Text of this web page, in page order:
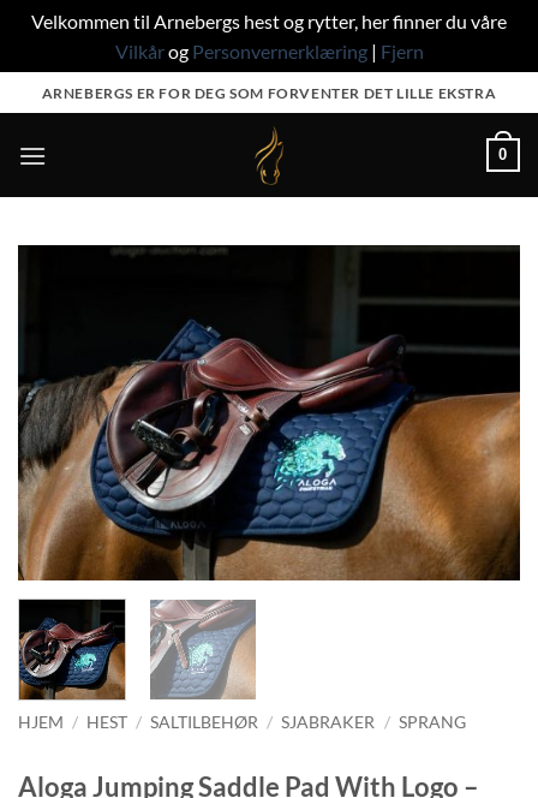
Velkommen til Arnebergs hest og rytter, her finner du våre
Vilkårog Personvernerklæring| Fjern
to
content
ARNEBERGS ER FOR DEG SOM FORVENTER DET LILLE EKSTRA
0
HJEM / HEST / SALTILBEHØR / SJABRAKER / SPRANG
Aloga Jumping Saddle Pad With Logo –